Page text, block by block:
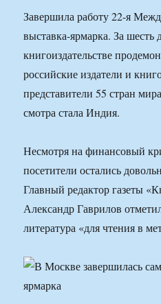
Завершила работу 22-я
выставка-ярмарка. За шесть
книгоиздательстве
российские издатели и
представители 55 стран
смотра стала Индия.
Несмотря на финансовый
посетители остались
Главный редактор газеты
Александр Гаврилов
литература «для чтения в